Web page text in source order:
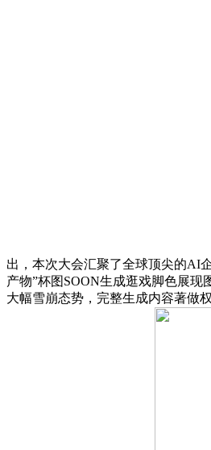
出，本次大会汇聚了全球顶尖的AI
产物”杯图SOON生成逛戏脚色展
大幅雪崩态势，完整生成内容著做